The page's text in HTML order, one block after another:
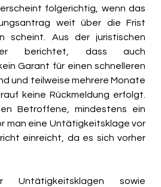
erscheint folgerichtig, wenn das
weit über die Frist
scheint. Aus der juristischen
berichtet, dass auch
Garant für einen schnelleren
und teilweise mehrere Monate
keine Rückmeldung erfolgt.
Betroffene, mindestens ein
man eine Untätigkeitsklage vor
einreicht, da es sich vorher
sowie